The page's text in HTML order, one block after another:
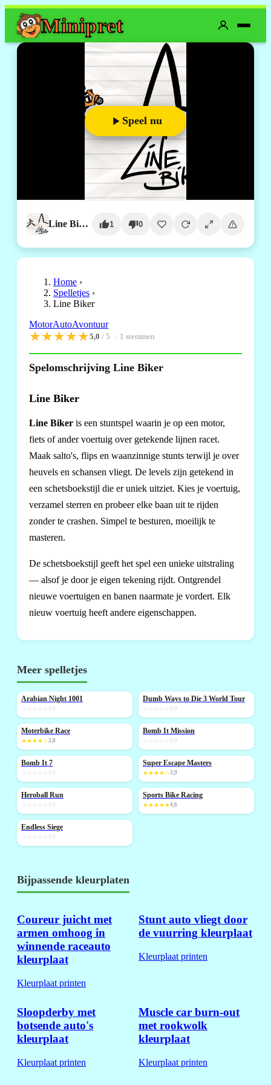
Minipret
Speel nu
Line Biker 1 0
Home ›
Spelletjes ›
Line Biker
MotorAutoAvontuur
★★★★★5,0 / 5 · 1 stemmen
Spelomschrijving Line Biker
Line Biker
Line Biker is een stuntspel waarin je op een motor,
fiets of ander voertuig over getekende lijnen racet.
Maak salto's, flips en waanzinnige stunts terwijl je over
heuvels en schansen vliegt. De levels zijn getekend in
een schetsboekstijl die er uniek uitziet. Kies je voertuig,
verzamel sterren en probeer elke baan uit te rijden
zonder te crashen. Simpel te besturen, moeilijk te
masteren.
De schetsboekstijl geeft het spel een unieke uitstraling
— alsof je door je eigen tekening rijdt. Ontgrendel
nieuwe voertuigen en banen naarmate je vordert. Elk
nieuw voertuig heeft andere eigenschappen.
Meer spelletjes
NIEUW
Arabian Night 1001
0,0
NIEUW
Dumb Ways to Die 3 World Tour
0,0
Moterbike Race
★★★★☆3,8
NIEUW
Bomb It Mission
0,0
NIEUW
Bomb It 7
0,0
Super Escape Masters
★★★★☆3,9
NIEUW
Heroball Run
0,0
NIEUW
Sports Bike Racing
★★★★★4,6
NIEUW
Endless Siege
0,0
Bijpassende kleurplaten
Coureur juicht met
armen omhoog in
winnende raceauto
kleurplaat
Kleurplaat printen
Stunt auto vliegt door
de vuurring kleurplaat
Kleurplaat printen
Sloopderby met
botsende auto's
kleurplaat
Kleurplaat printen
Muscle car burn-out
met rookwolk
kleurplaat
Kleurplaat printen